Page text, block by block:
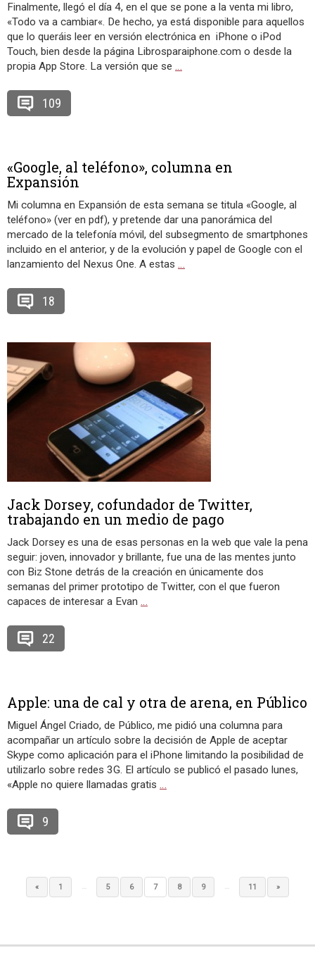
Finalmente, llegó el día 4, en el que se pone a la venta mi libro,
«Todo va a cambiar«. De hecho, ya está disponible para aquellos
que lo queráis leer en versión electrónica en iPhone o iPod
Touch, bien desde la página Librosparaiphone.com o desde la
propia App Store. La versión que se …
109
«Google, al teléfono», columna en
Expansión
Mi columna en Expansión de esta semana se titula «Google, al
teléfono» (ver en pdf), y pretende dar una panorámica del
mercado de la telefonía móvil, del subsegmento de smartphones
incluido en el anterior, y de la evolución y papel de Google con el
lanzamiento del Nexus One. A estas …
18
Jack Dorsey, cofundador de Twitter,
trabajando en un medio de pago
Jack Dorsey es una de esas personas en la web que vale la pena
seguir: joven, innovador y brillante, fue una de las mentes junto
con Biz Stone detrás de la creación en únicamente dos
semanas del primer prototipo de Twitter, con el que fueron
capaces de interesar a Evan …
22
Apple: una de cal y otra de arena, en Público
Miguel Ángel Criado, de Público, me pidió una columna para
acompañar un artículo sobre la decisión de Apple de aceptar
Skype como aplicación para el iPhone limitando la posibilidad de
utilizarlo sobre redes 3G. El artículo se publicó el pasado lunes,
«Apple no quiere llamadas gratis …
9
« 1 … 5 6 7 8 9 … 11 »